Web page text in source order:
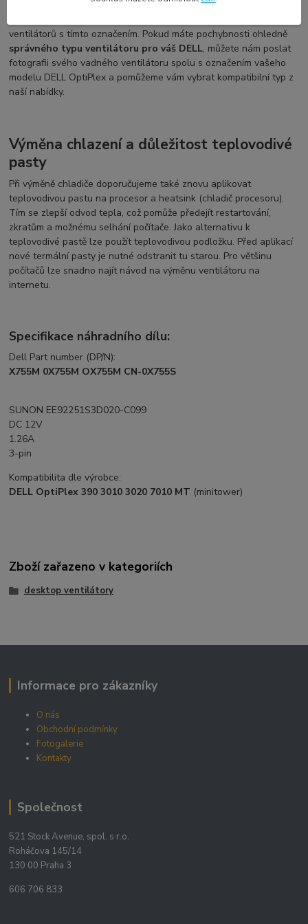
shodovat s označením na vašem vadném ventilátoru či chladiči.
ventilátorů s tímto označením. Pokud máte pochybnosti ohledně
správného typu ventilátoru pro váš DELL, můžete nám poslat
fotografii svého vadného ventilátoru spolu s označením vašeho
modelu DELL OptiPlex a pomůžeme vám vybrat kompatibilní typ z
naší nabídky.
Výměna chlazení a důležitost teplovodivé
pasty
Při výměně chladiče doporučujeme také znovu aplikovat
teplovodivou pastu na procesor a heatsink (chladič procesoru).
Tím se zlepší odvod tepla, což pomůže předejít restartování,
zkratům a možnému selhání počítače. Jako alternativu k
teplovodivé pastě lze použít teplovodivou podložku. Před aplikací
nové termální pasty je nutné odstranit tu starou. Pro většinu
počítačů lze snadno najít návod na výměnu ventilátoru na
internetu.
Specifikace náhradního dílu:
Dell Part number (DP/N):
X755M 0X755M OX755M CN-0X755S
SUNON EE92251S3D020-C099
DC 12V
1.26A
3-pin
Kompatibilita dle výrobce:
DELL OptiPlex 390 3010 3020 7010 MT (minitower)
Zboží zařazeno v kategoriích
desktop ventilátory
Informace pro zákazníky
O nás
Obchodní podmínky
Fotogalerie
Kontakty
Společnost
521 Stock Avenue, spol. s r.o.
Roháčova 145/14
130 00 Praha 3
606 706 833